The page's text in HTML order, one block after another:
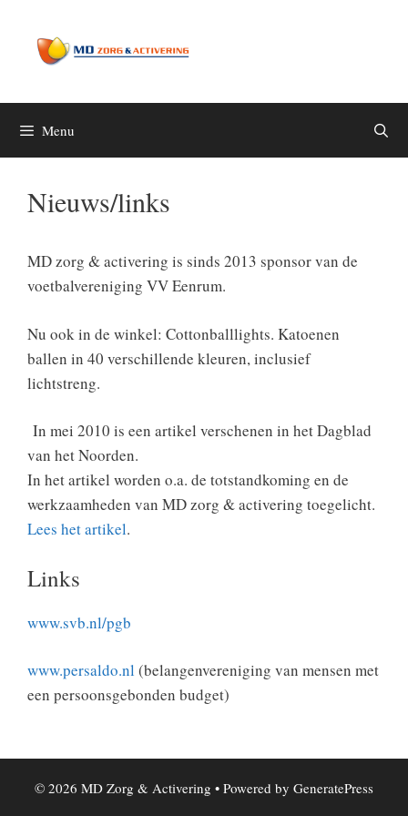
inhoud
Menu
Nieuws/links
MD zorg & activering is sinds 2013 sponsor van de
voetbalvereniging VV Eenrum.
Nu ook in de winkel: Cottonballlights. Katoenen
ballen in 40 verschillende kleuren, inclusief
lichtstreng.
In mei 2010 is een artikel verschenen in het Dagblad
van het Noorden.
In het artikel worden o.a. de totstandkoming en de
werkzaamheden van MD zorg & activering toegelicht.
Lees het artikel.
Links
www.svb.nl/pgb
www.persaldo.nl (belangenvereniging van mensen met
een persoonsgebonden budget)
© 2026 MD Zorg & Activering • Powered by GeneratePress